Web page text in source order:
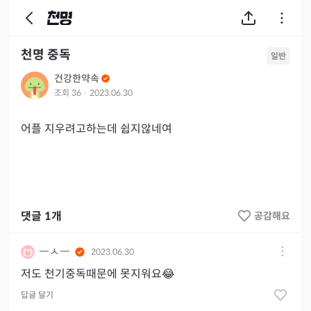
천명 중독 일반
건강한약속
조회 36 · 2023.06.30
어플 지우려고하는데 쉽지않네여
댓글 1개 공감해요
ㅡㅅㅡ 2023.06.30
저도 천기중독때문에 못지워요😂
답글 달기